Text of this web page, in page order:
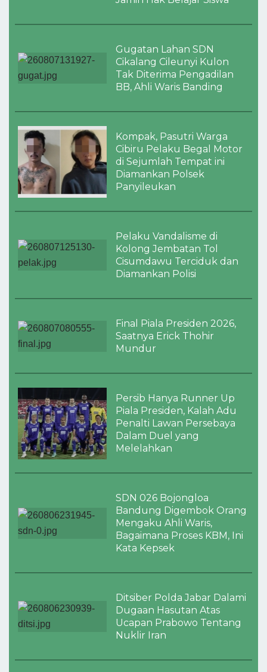
Gugatan Lahan SDN
Cikalang Cileunyi Kulon
Tak Diterima Pengadilan
BB, Ahli Waris Banding
Kompak, Pasutri Warga
Cibiru Pelaku Begal Motor
di Sejumlah Tempat ini
Diamankan Polsek
Panyileukan
Pelaku Vandalisme di
Kolong Jembatan Tol
Cisumdawu Terciduk dan
Diamankan Polisi
Final Piala Presiden 2026,
Saatnya Erick Thohir
Mundur
Persib Hanya Runner Up
Piala Presiden, Kalah Adu
Penalti Lawan Persebaya
Dalam Duel yang
Melelahkan
SDN 026 Bojongloa
Bandung Digembok Orang
Mengaku Ahli Waris,
Bagaimana Proses KBM, Ini
Kata Kepsek
Ditsiber Polda Jabar Dalami
Dugaan Hasutan Atas
Ucapan Prabowo Tentang
Nuklir Iran